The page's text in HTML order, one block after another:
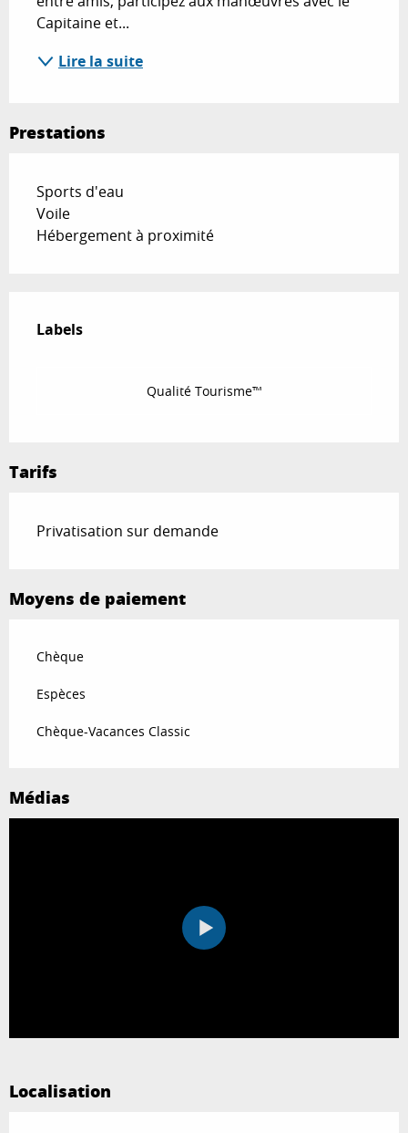
Capitaine et...
Lire la suite
Prestations
Sports d'eau
Voile
Hébergement à proximité
Labels
Labels
Qualité Tourisme™
Tarifs
Privatisation sur demande
Moyens de paiement
Chèque
Espèces
Chèque-Vacances Classic
Médias
Localisation